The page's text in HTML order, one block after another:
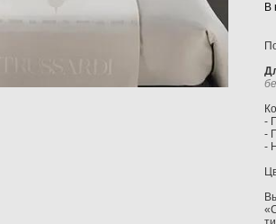
В
-
-
-